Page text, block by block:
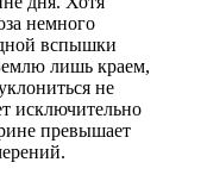
немного
вспышки
лишь краем,
не
исключительно
превышает